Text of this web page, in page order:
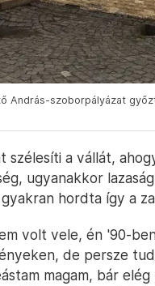
András-szoborpályázat
szélesíti a vállát,
ugyanakkor
hordta így a
volt vele, én '90-
de persze
magam, bár